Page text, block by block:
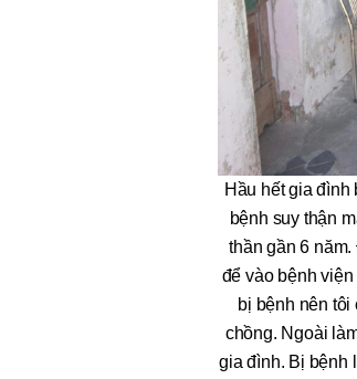
Hầu hết gia
bệnh suy thận
thần gần 6
để vào bệnh
bị bệnh nên
chồng. Ngoài
gia đình. Bị bệnh